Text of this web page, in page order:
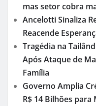
mas setor cobra
Ancelotti Sinaliza
Reacende
Tragédia na
Após Ataque de
Família
Governo Amplia
R$ 14 Bilhões